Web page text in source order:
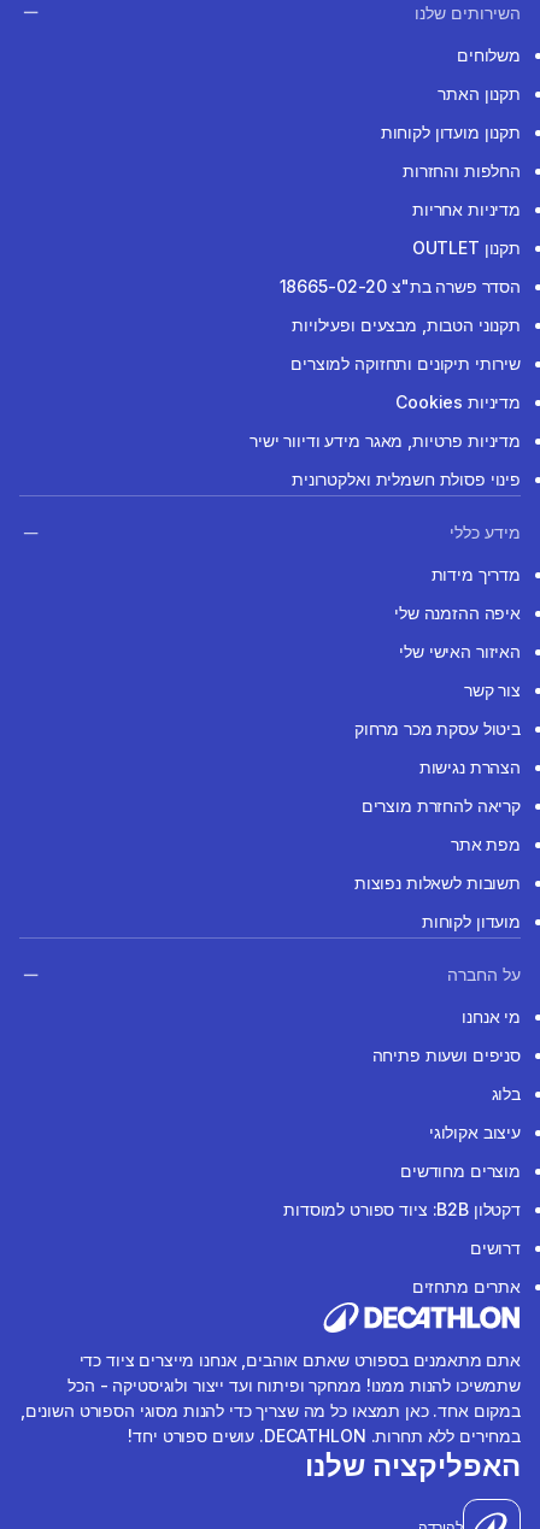
השירותים שלנו
משלוחים
תקנון האתר
תקנון מועדון לקוחות
החלפות והחזרות
מדיניות אחריות
תקנון OUTLET
הסדר פשרה בת"צ 18665-02-20
תקנוני הטבות, מבצעים ופעילויות
שירותי תיקונים ותחזוקה למוצרים
מדיניות Cookies
מדיניות פרטיות, מאגר מידע ודיוור ישיר
פינוי פסולת חשמלית ואלקטרונית
מידע כללי
מדריך מידות
איפה ההזמנה שלי
האיזור האישי שלי
צור קשר
ביטול עסקת מכר מרחוק
הצהרת נגישות
קריאה להחזרת מוצרים
מפת אתר
תשובות לשאלות נפוצות
מועדון לקוחות
על החברה
מי אנחנו
סניפים ושעות פתיחה
בלוג
עיצוב אקולוגי
מוצרים מחודשים
דקטלון B2B: ציוד ספורט למוסדות
דרושים
אתרים מתחזים
אתם מתאמנים בספורט שאתם אוהבים, אנחנו מייצרים ציוד כדי
שתמשיכו להנות ממנו! ממחקר ופיתוח ועד ייצור ולוגיסטיקה - הכל
במקום אחד. כאן תמצאו כל מה שצריך כדי להנות מסוגי הספורט השונים,
במחירים ללא תחרות. DECATHLON. עושים ספורט יחד!
האפליקציה שלנו